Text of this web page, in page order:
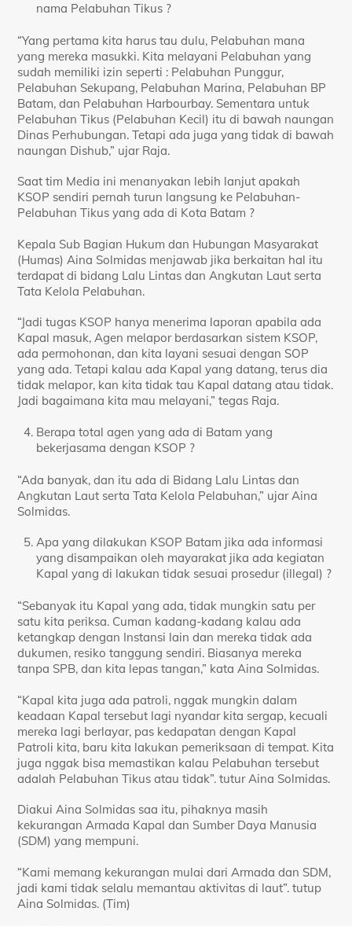
nama Pelabuhan Tikus ?
“Yang pertama kita harus tau dulu, Pelabuhan mana
yang mereka masukki. Kita melayani Pelabuhan yang
sudah memiliki izin seperti : Pelabuhan Punggur,
Pelabuhan Sekupang, Pelabuhan Marina, Pelabuhan BP
Batam, dan Pelabuhan Harbourbay. Sementara untuk
Pelabuhan Tikus (Pelabuhan Kecil) itu di bawah naungan
Dinas Perhubungan. Tetapi ada juga yang tidak di bawah
naungan Dishub,” ujar Raja.
Saat tim Media ini menanyakan lebih lanjut apakah
KSOP sendiri pernah turun langsung ke Pelabuhan-
Pelabuhan Tikus yang ada di Kota Batam ?
Kepala Sub Bagian Hukum dan Hubungan Masyarakat
(Humas) Aina Solmidas menjawab jika berkaitan hal itu
terdapat di bidang Lalu Lintas dan Angkutan Laut serta
Tata Kelola Pelabuhan.
“Jadi tugas KSOP hanya menerima laporan apabila ada
Kapal masuk, Agen melapor berdasarkan sistem KSOP,
ada permohonan, dan kita layani sesuai dengan SOP
yang ada. Tetapi kalau ada Kapal yang datang, terus dia
tidak melapor, kan kita tidak tau Kapal datang atau tidak.
Jadi bagaimana kita mau melayani,” tegas Raja.
Berapa total agen yang ada di Batam yang
bekerjasama dengan KSOP ?
“Ada banyak, dan itu ada di Bidang Lalu Lintas dan
Angkutan Laut serta Tata Kelola Pelabuhan,” ujar Aina
Solmidas.
Apa yang dilakukan KSOP Batam jika ada informasi
yang disampaikan oleh mayarakat jika ada kegiatan
Kapal yang di lakukan tidak sesuai prosedur (illegal) ?
“Sebanyak itu Kapal yang ada, tidak mungkin satu per
satu kita periksa. Cuman kadang-kadang kalau ada
ketangkap dengan Instansi lain dan mereka tidak ada
dukumen, resiko tanggung sendiri. Biasanya mereka
tanpa SPB, dan kita lepas tangan,” kata Aina Solmidas.
“Kapal kita juga ada patroli, nggak mungkin dalam
keadaan Kapal tersebut lagi nyandar kita sergap, kecuali
mereka lagi berlayar, pas kedapatan dengan Kapal
Patroli kita, baru kita lakukan pemeriksaan di tempat. Kita
juga nggak bisa memastikan kalau Pelabuhan tersebut
adalah Pelabuhan Tikus atau tidak”. tutur Aina Solmidas.
Diakui Aina Solmidas saa itu, pihaknya masih
kekurangan Armada Kapal dan Sumber Daya Manusia
(SDM) yang mempuni.
“Kami memang kekurangan mulai dari Armada dan SDM,
jadi kami tidak selalu memantau aktivitas di laut”. tutup
Aina Solmidas. (Tim)